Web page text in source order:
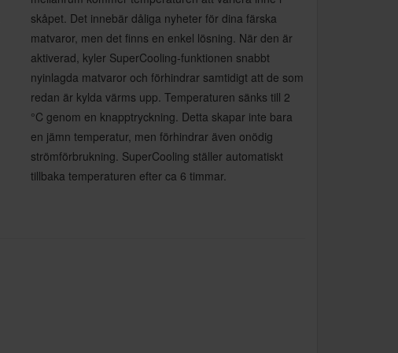
skåpet. Det innebär dåliga nyheter för dina färska
matvaror, men det finns en enkel lösning. När den är
aktiverad, kyler SuperCooling-funktionen snabbt
nyinlagda matvaror och förhindrar samtidigt att de som
redan är kylda värms upp. Temperaturen sänks till 2
°C genom en knapptryckning. Detta skapar inte bara
en jämn temperatur, men förhindrar även onödig
strömförbrukning. SuperCooling ställer automatiskt
tillbaka temperaturen efter ca 6 timmar.